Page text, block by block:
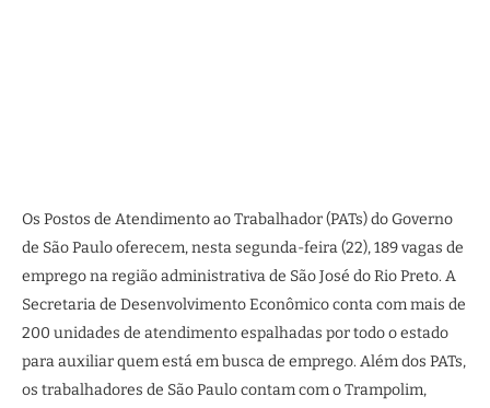
Os Postos de Atendimento ao Trabalhador (PATs) do Governo
de São Paulo oferecem, nesta segunda-feira (22), 189 vagas de
emprego na região administrativa de São José do Rio Preto. A
Secretaria de Desenvolvimento Econômico conta com mais de
200 unidades de atendimento espalhadas por todo o estado
para auxiliar quem está em busca de emprego. Além dos PATs,
os trabalhadores de São Paulo contam com o Trampolim,